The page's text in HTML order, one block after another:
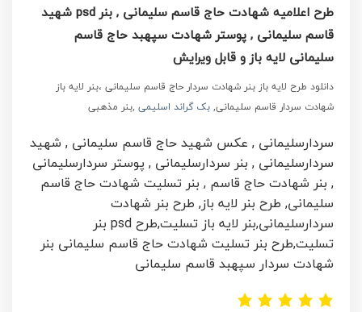
طرح اعلامیه شهادت حاج قاسم سلیمانی , بنر psd شهید
قاسم سلیمانی , پوستر شهادت سپهبد حاج قاسم
سلیمانی لایه باز و قابل ویرایش
دانلود طرح لایه باز بنر شهادت سردار حاج قاسم سلیمانی ،بنر لایه باز
شهادت سردار قاسم سلیمانی, بک گراند اسلیمی ,بنر مذهبی
سردارسلیمانی , عکس شهید حاج قاسم سلیمانی , شهید
سردارسلیمانی , بنر سردارسلیمانی , پوستر سردارسلیمانی
, بنر شهادت حاج قاسم , بنر تسلیت شهادت حاج قاسم
سلیمانی, طرح بنر لایه باز, طرح بنر شهادت
سردارسلیمانی,بنر لایه باز تسلیت,
طرح psd بنر
تسلیت,طرح بنر تسلیت شهادت حاج قاسم سلیمانی بنر
شهادت سردار سپهبد قاسم سلیمانی